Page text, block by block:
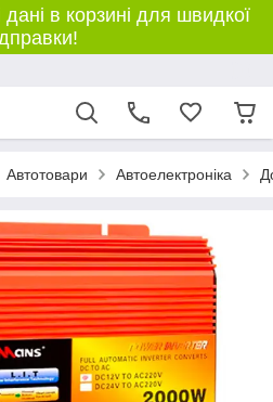
в корзині для швидкої
Автотовари Автоелектроніка